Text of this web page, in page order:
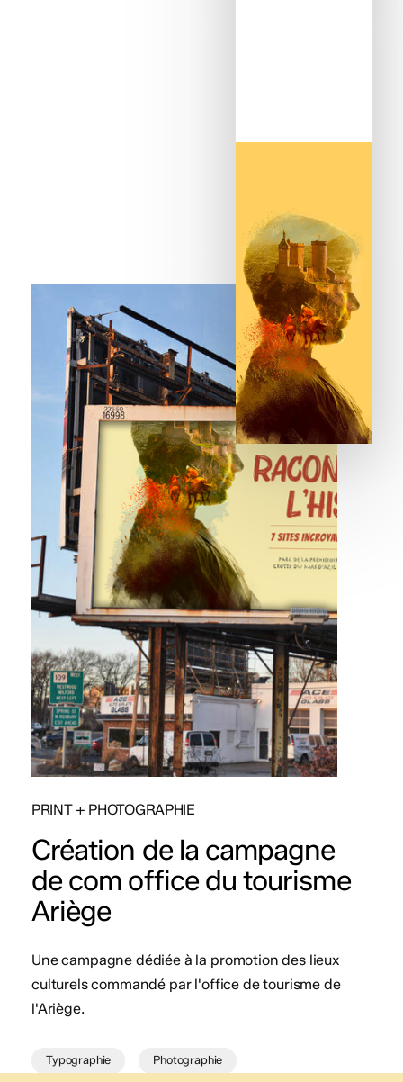
PRINT + PHOTOGRAPHIE
Création de la campagne
de com office du tourisme
Ariège
Une campagne dédiée à la promotion des lieux
culturels commandé par l'office de tourisme de
l'Ariège.
Typographie Photographie